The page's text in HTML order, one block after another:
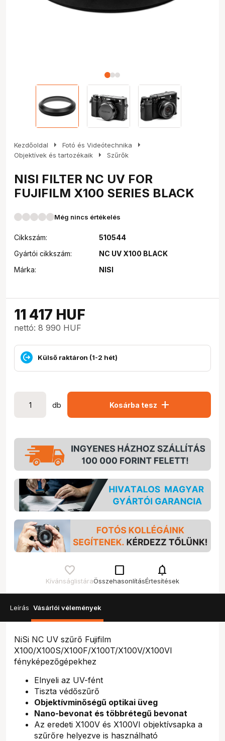
Kezdőoldal arrow_right Fotó és Videótechnika arrow_right
Objektívek és tartozékaik arrow_right Szűrők
NISI FILTER NC UV FOR
FUJIFILM X100 SERIES BLACK
Még nincs értékelés
Cikkszám:
510544
Gyártói cikkszám:
NC UV X100 BLACK
Márka:
NISI
11 417 HUF
nettó: 8 990 HUF
Külső raktáron (1-2 hét)
db Kosárba tesz add
Kívánságlistára
check_box_outline_blank
Összehasonlítás
notifications
Értesítések
Leírás Vásárlói vélemények
NiSi NC UV szűrő Fujifilm
X100/X100S/X100F/X100T/X100V/X100VI
fényképezőgépekhez
Elnyeli az UV-fént
Tiszta védőszűrő
Objektívminőségű optikai üveg
Nano-bevonat és többrétegű bevonat
Az eredeti X100V és X100VI objektívsapka a
szűrőre helyezve is használható